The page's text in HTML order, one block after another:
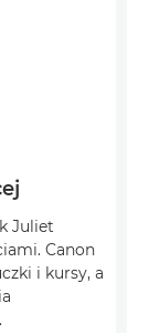
Juliet
Canon
i kursy, a